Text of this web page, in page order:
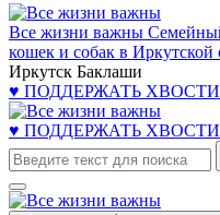
Все жизни важны
кошек и собак в Иркутской
Иркутск Баклаши
♥ ПОДДЕРЖАТЬ
♥ ПОДДЕРЖАТЬ
Поиск